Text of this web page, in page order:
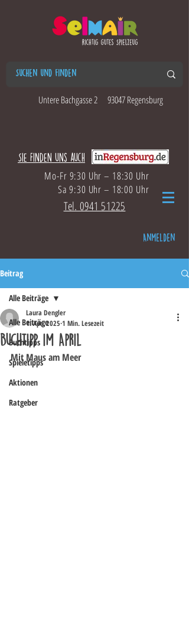
Untere Bachgasse 2 93047 Regensburg
Sie finden uns auch
Tel. 0941 51225
Mo-Fr 9:30 Uhr – 18:30 Uhr
Sa 9:30 Uhr – 18:00 Uhr
Anmelden
Beitrag
Alle Beiträge
Buchtipps
Spieletipps
Aktionen
Ratgeber
Alle Beiträge
Buchtipp im April
Laura Dengler
1. Apr. 2025 1 Min. Lesezeit
Mit Maus am Meer